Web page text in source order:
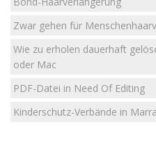
Zwar gehen für
Wie zu erholen dauerhaft
oder Mac
PDF-Datei in Need Of Editing
Kinderschutz-Verbände in